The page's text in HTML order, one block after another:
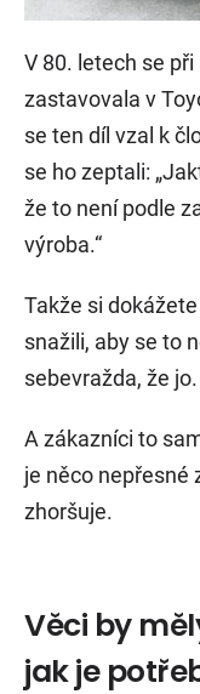
V 80. letech se
zastavovala v
se ten díl vzal k
se ho zeptali:
že to není podle
výroba.“
Takže si
snažili, aby se to
sebevražda, že jo.
A zákazníci to
je něco nepřesné
zhoršuje.
Věci by
jak je